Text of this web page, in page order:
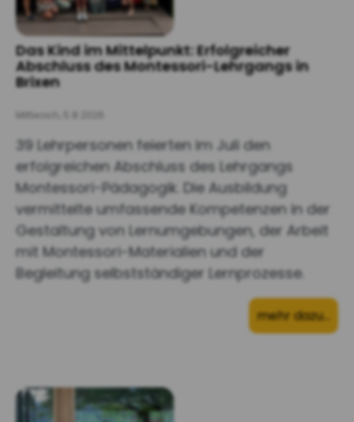
Das Kind im Mittelpunkt: Erfolgreicher
Abschluss des Montessori-Lehrgangs in
Brixen
Mittwoch, 5.8.2026
39 Lehrpersonen feierten im Juli den
erfolgreichen Abschluss des Lehrgangs
Montessori-Pädagogik. Die Ausbildung
vermittelte umfassende Kompetenzen in der
Gestaltung von Lernumgebungen, der Arbeit
mit Montessori-Materialien und der
Begleitung selbstständiger Lernprozesse.
mehr dazu…